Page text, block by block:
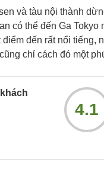
và tàu nội thành
có thể đến Ga
đến rất nổi tiếng,
chỉ cách đó một
4.1